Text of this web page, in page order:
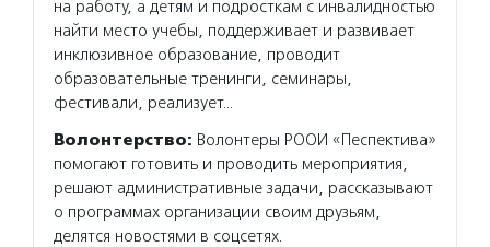
на работу, а детям и подросткам с инвалидностью
найти место учебы, поддерживает и развивает
инклюзивное образование, проводит
образовательные тренинги, семинары,
фестивали, реализует…
Волонтерство: Волонтеры РООИ «Песпектива»
помогают готовить и проводить мероприятия,
решают административные задачи, рассказывают
о программах организации своим друзьям,
делятся новостями в соцсетях.